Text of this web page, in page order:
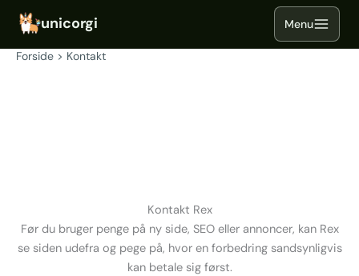
indholdet
Forside Kontakt
Kontakt Rex
Før du bruger penge på ny side, SEO eller annoncer, kan Rex
se siden udefra og pege på, hvor en forbedring sandsynligvis
kan betale sig først.